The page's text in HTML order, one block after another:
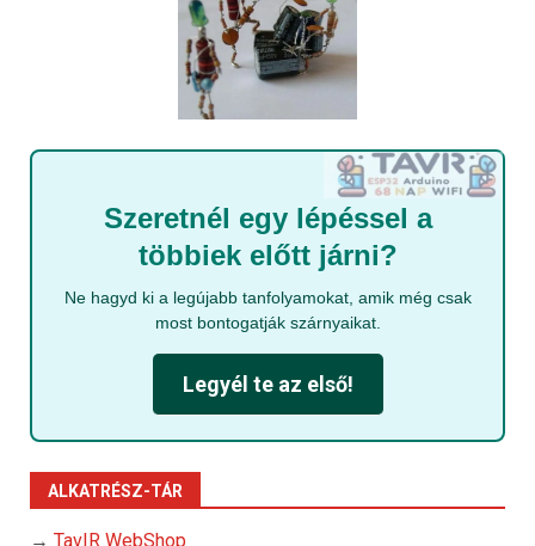
Szeretnél egy lépéssel a
többiek előtt járni?
Ne hagyd ki a legújabb tanfolyamokat, amik még csak
most bontogatják szárnyaikat.
Legyél te az első!
ALKATRÉSZ-TÁR
→ TavIR WebShop